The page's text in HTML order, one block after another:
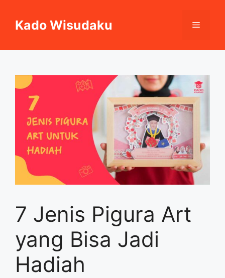
contentKado Wisudaku Menu
7 Jenis Pigura Art
yang Bisa Jadi
Hadiah